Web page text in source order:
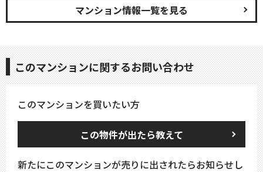
マンション情報一覧を見る
このマンションに関するお問い合わせ
このマンションを買いたい方
この物件が出たら教えて
新たにこのマンションが売りに出されたらお知らせし